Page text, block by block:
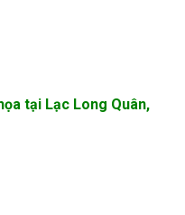
tại Lạc Long Quân,